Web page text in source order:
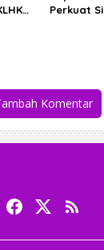
Perkuat
Komentar